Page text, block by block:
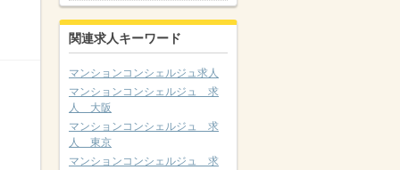
関連求人キーワード
マンションコンシェルジュ求人
マンションコンシェルジュ 求
人 大阪
マンションコンシェルジュ 求
人 東京
マンションコンシェルジュ 求